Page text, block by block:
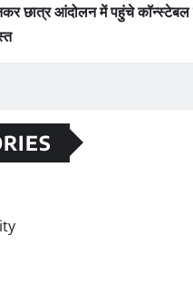
छात्र आंदोलन में पहुंचे